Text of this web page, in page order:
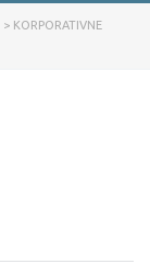
> KORPORATIVNE